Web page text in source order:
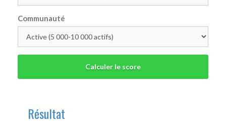
Communauté
Calculer le score
Résultat